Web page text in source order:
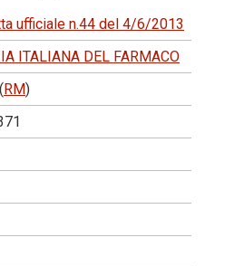
ufficiale n.44 del 4/6/2013
ITALIANA DEL FARMACO
(RM)